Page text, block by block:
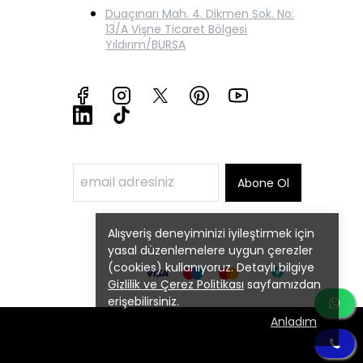
Alışveriş deneyiminizi iyileştirmek için
yasal düzenlemelere uygun çerezler
(cookies) kullanıyoruz. Detaylı bilgiye
Gizlilik ve Çerez Politikası sayfamızdan
erişebilirsiniz.
Anladım
Duaçınarı Mah. 4. Dikmen Sok. No:
13/A Vişne Ticaret Bölgesi
Yıldırım/BURSA
Abone Ol